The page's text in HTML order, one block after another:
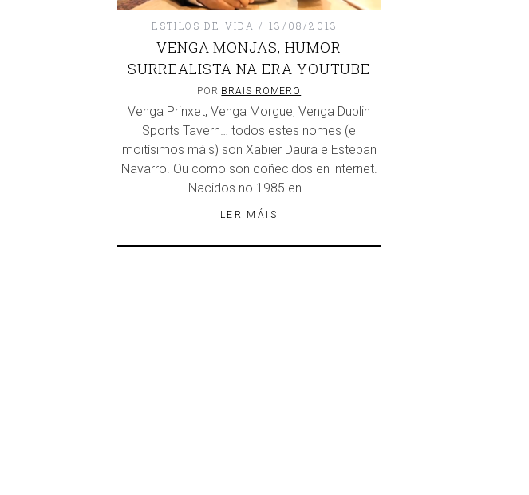
ESTILOS DE VIDA 13/08/2013
VENGA MONJAS, HUMOR
SURREALISTA NA ERA YOUTUBE
POR BRAIS ROMERO
Venga Prinxet, Venga Morgue, Venga Dublin
Sports Tavern… todos estes nomes (e
moitísimos máis) son Xabier Daura e Esteban
Navarro. Ou como son coñecidos en internet.
Nacidos no 1985 en…
LER MÁIS